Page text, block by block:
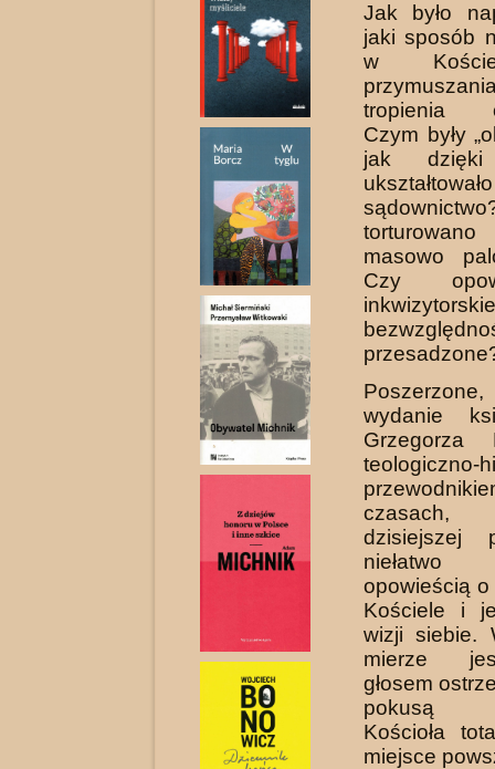
Jak było
jaki sposób
w
tropienia
Czym były
jak dzięki
masowo
Czy
wydanie
Grzegorza
teologiczno-
dzisiejszej
niełatwo
opowieścią
Kościele i
wizji siebie.
mierze
głosem
pokusą
Kościoła
miejsce